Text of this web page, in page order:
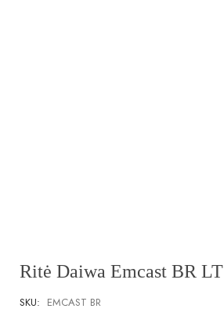
Ritė Daiwa Emcast BR LT
SKU: EMCAST BR